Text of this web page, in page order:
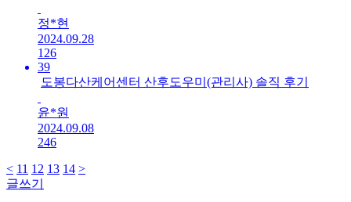
정*현
2024.09.28
126
39
도봉다산케어센터 산후도우미(관리사) 솔직 후기
윤*원
2024.09.08
246
< 11 12 13 14 >
글쓰기